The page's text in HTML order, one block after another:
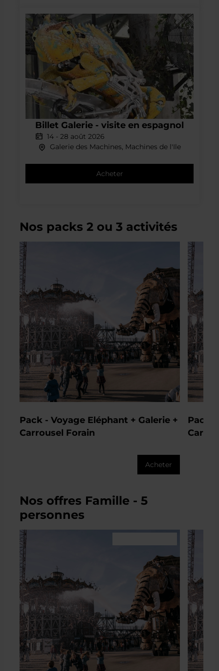
Galerie
espagnol
Billet Galerie - visite en espagnol
14 - 28 août 2026
Galerie des Machines, Machines de l'Ile
Acheter
Nos packs 2 ou 3 activités
Pack - Voyage Eléphant + Galerie +
Carrousel Forain
Acheter
Pack -
Nos offres Famille - 5
personnes